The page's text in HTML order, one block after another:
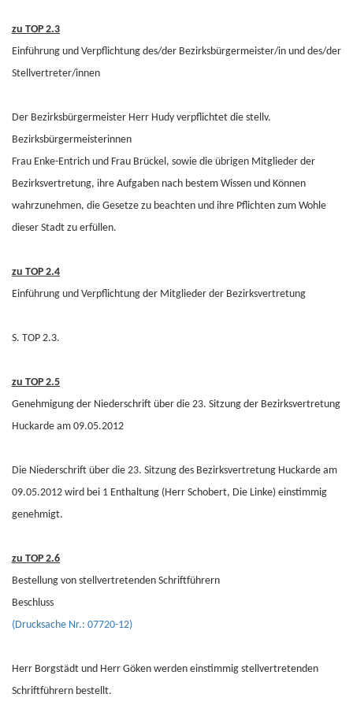
zu TOP 2.3
Einführung und Verpflichtung des/der Bezirksbürgermeister/in und des/der
Stellvertreter/innen
Der Bezirksbürgermeister Herr Hudy verpflichtet die stellv.
Bezirksbürgermeisterinnen
Frau Enke-Entrich und Frau Brückel, sowie die übrigen Mitglieder der
Bezirksvertretung, ihre Aufgaben nach bestem Wissen und Können
wahrzunehmen, die Gesetze zu beachten und ihre Pflichten zum Wohle
dieser Stadt zu erfüllen.
zu TOP 2.4
Einführung und Verpflichtung der Mitglieder der Bezirksvertretung
S. TOP 2.3.
zu TOP 2.5
Genehmigung der Niederschrift über die 23. Sitzung der Bezirksvertretung
Huckarde am 09.05.2012
Die Niederschrift über die 23. Sitzung des Bezirksvertretung Huckarde am
09.05.2012 wird bei 1 Enthaltung (Herr Schobert, Die Linke) einstimmig
genehmigt.
zu TOP 2.6
Bestellung von stellvertretenden Schriftführern
Beschluss
(Drucksache Nr.: 07720-12)
Herr Borgstädt und Herr Göken werden einstimmig stellvertretenden
Schriftführern bestellt.